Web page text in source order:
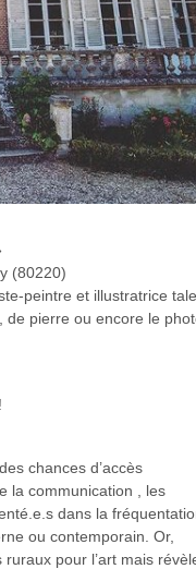
(80220)
peintre et illustratrice
pierre ou encore le
chances d’accès
la communication , les
dans la
ou contemporain. Or,
pour l’art mais